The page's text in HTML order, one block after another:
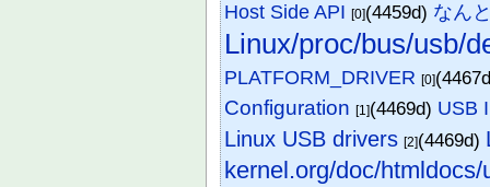
Host Side API [0](4459d) なん
Linux/proc/bus/usb/
PLATFORM_DRIVER [0]
Configuration [1](4469d) USB
Linux USB drivers [2](4469d)
kernel.org/doc/htmldocs/